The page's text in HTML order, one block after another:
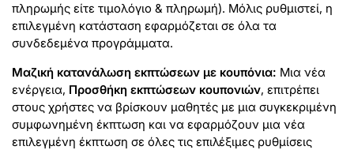
πληρωμής είτε τιμολόγιο & πληρωμή). Μόλις ρυθμιστεί, η
επιλεγμένη κατάσταση εφαρμόζεται σε όλα τα
συνδεδεμένα προγράμματα.
Μαζική κατανάλωση εκπτώσεων με κουπόνια: Μια νέα
ενέργεια, Προσθήκη εκπτώσεων κουπονιών, επιτρέπει
στους χρήστες να βρίσκουν μαθητές με μια συγκεκριμένη
συμφωνημένη έκπτωση και να εφαρμόζουν μια νέα
επιλεγμένη έκπτωση σε όλες τις επιλέξιμες ρυθμίσεις